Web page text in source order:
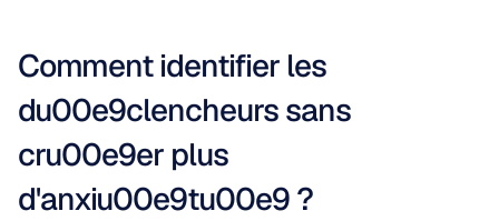
Comment identifier les
du00e9clencheurs sans
cru00e9er plus
d'anxiu00e9tu00e9 ?